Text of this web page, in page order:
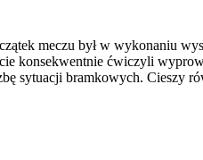
meczu był w wykonaniu
konsekwentnie ćwiczyli
sytuacji bramkowych.